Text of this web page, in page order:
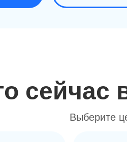
Выберите
сейчас